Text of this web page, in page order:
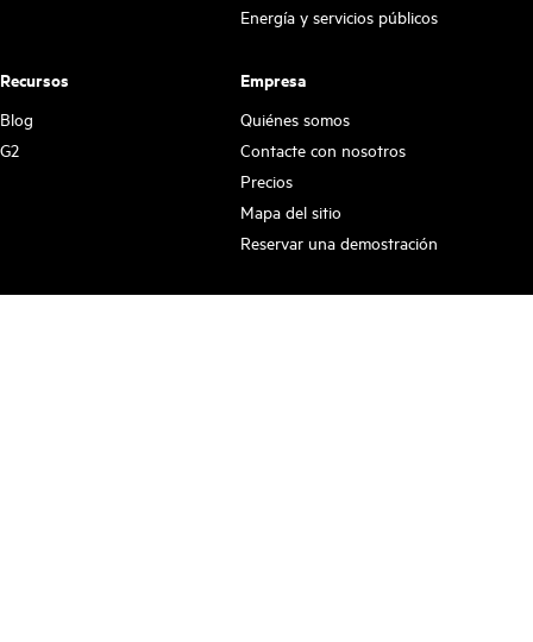
Energía y servicios públicos
Recursos
Blog
G2
Empresa
Quiénes somos
Contacte con nosotros
Precios
Mapa del sitio
Reservar una demostración